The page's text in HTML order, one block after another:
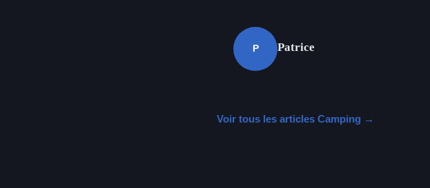
P Patrice
Voir tous les articles Camping →